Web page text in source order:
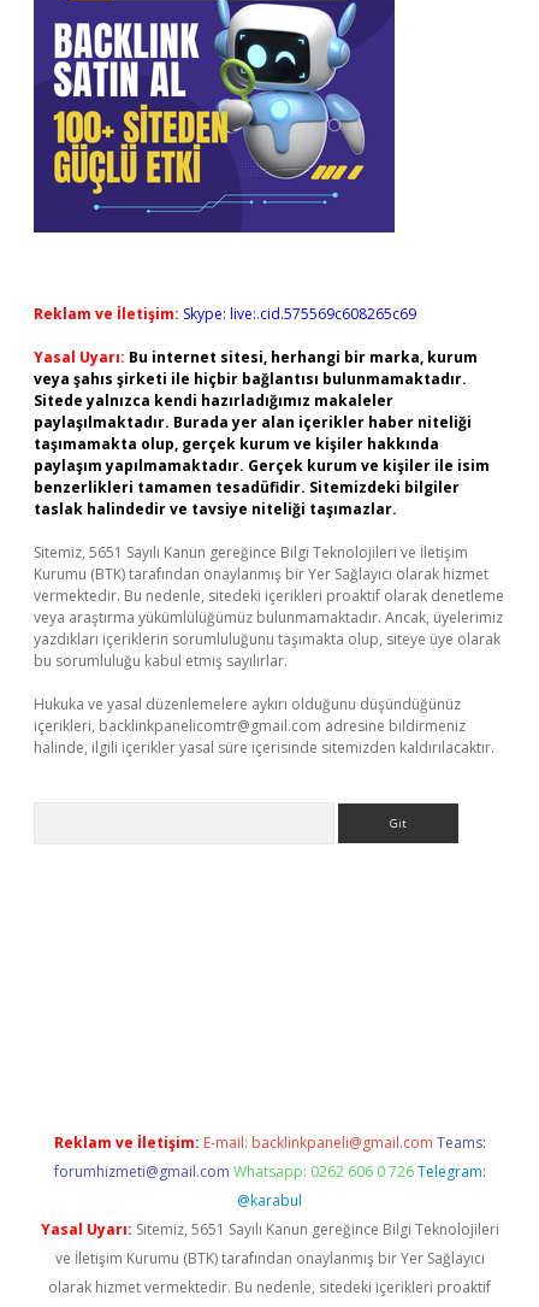
Reklam ve İletişim: Skype: live:.cid.575569c608265c69
Yasal Uyarı: Bu internet sitesi, herhangi bir marka, kurum
veya şahıs şirketi ile hiçbir bağlantısı bulunmamaktadır.
Sitede yalnızca kendi hazırladığımız makaleler
paylaşılmaktadır. Burada yer alan içerikler haber niteliği
taşımamakta olup, gerçek kurum ve kişiler hakkında
paylaşım yapılmamaktadır. Gerçek kurum ve kişiler ile isim
benzerlikleri tamamen tesadüfidir. Sitemizdeki bilgiler
taslak halindedir ve tavsiye niteliği taşımazlar.
Sitemiz, 5651 Sayılı Kanun gereğince Bilgi Teknolojileri ve İletişim
Kurumu (BTK) tarafından onaylanmış bir Yer Sağlayıcı olarak hizmet
vermektedir. Bu nedenle, sitedeki içerikleri proaktif olarak denetleme
veya araştırma yükümlülüğümüz bulunmamaktadır. Ancak, üyelerimiz
yazdıkları içeriklerin sorumluluğunu taşımakta olup, siteye üye olarak
bu sorumluluğu kabul etmiş sayılırlar.
Hukuka ve yasal düzenlemelere aykırı olduğunu düşündüğünüz
içerikleri, backlinkpanelicomtr@gmail.com adresine bildirmeniz
halinde, ilgili içerikler yasal süre içerisinde sitemizden kaldırılacaktır.
Reklam ve İletişim: E-mail: backlinkpaneli@gmail.com Teams:
forumhizmeti@gmail.com Whatsapp: 0262 606 0 726 Telegram:
@karabul
Yasal Uyarı: Sitemiz, 5651 Sayılı Kanun gereğince Bilgi Teknolojileri
ve İletişim Kurumu (BTK) tarafından onaylanmış bir Yer Sağlayıcı
olarak hizmet vermektedir. Bu nedenle, sitedeki içerikleri proaktif